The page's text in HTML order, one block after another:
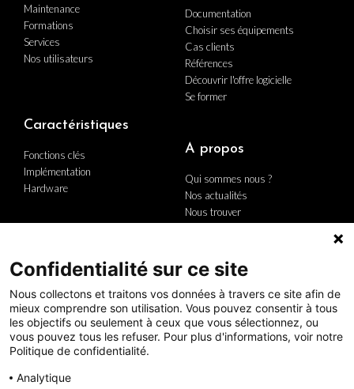
Maintenance
Formations
Services
Nos utilisateurs
Documentation
Choisir ses équipements
Cas clients
Références
Découvrir l'offre logicielle
Se former
Caractéristiques
Fonctions clés
Implémentation
Hardware
A propos
Qui sommes nous ?
Nos actualités
Nous trouver
Le groupe
Politique Qualité
Confidentialité sur ce site
Nous collectons et traitons vos données à travers ce site afin de
mieux comprendre son utilisation. Vous pouvez consentir à tous
les objectifs ou seulement à ceux que vous sélectionnez, ou
vous pouvez tous les refuser. Pour plus d'informations, voir notre
Politique de confidentialité.
Analytique